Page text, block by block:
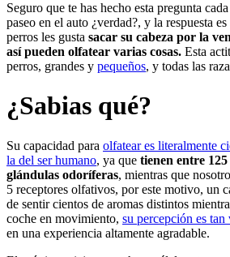
Seguro que te has hecho esta pregunta
paseo en el auto ¿verdad?, y la respuesta
perros les gusta sacar su cabeza por la
así pueden olfatear varias cosas. Esta
perros, grandes y pequeños, y todas las
¿Sabias qué?
Su capacidad para olfatear es literalmente
la del ser humano, ya que tienen entre
glándulas odoríferas, mientras que
5 receptores olfativos, por este motivo, un
de sentir cientos de aromas distintos
coche en movimiento, su percepción es tan
en una experiencia altamente agradable.